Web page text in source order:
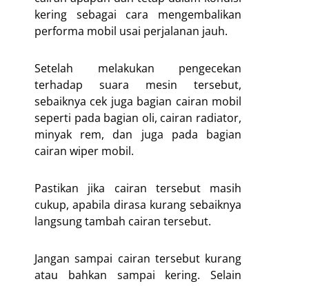
kering sebagai cara mengembalikan
performa mobil usai perjalanan jauh.
Setelah melakukan pengecekan
terhadap suara mesin tersebut,
sebaiknya cek juga bagian cairan mobil
seperti pada bagian oli, cairan radiator,
minyak rem, dan juga pada bagian
cairan wiper mobil.
Pastikan jika cairan tersebut masih
cukup, apabila dirasa kurang sebaiknya
langsung tambah cairan tersebut.
Jangan sampai cairan tersebut kurang
atau bahkan sampai kering. Selain